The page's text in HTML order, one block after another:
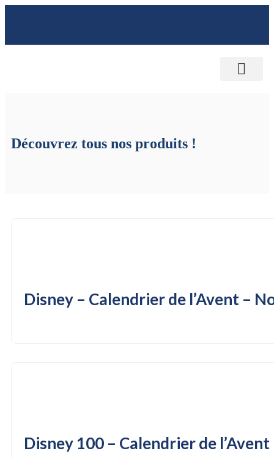
Découvrez tous nos produits !
Disney – Calendrier de l’Avent –
Disney 100 – Calendrier de